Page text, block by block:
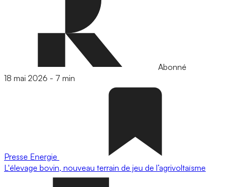
Abonné
18 mai 2026 - 7 min
Presse Energie
L'élevage bovin, nouveau terrain de jeu de l’agrivoltaïsme